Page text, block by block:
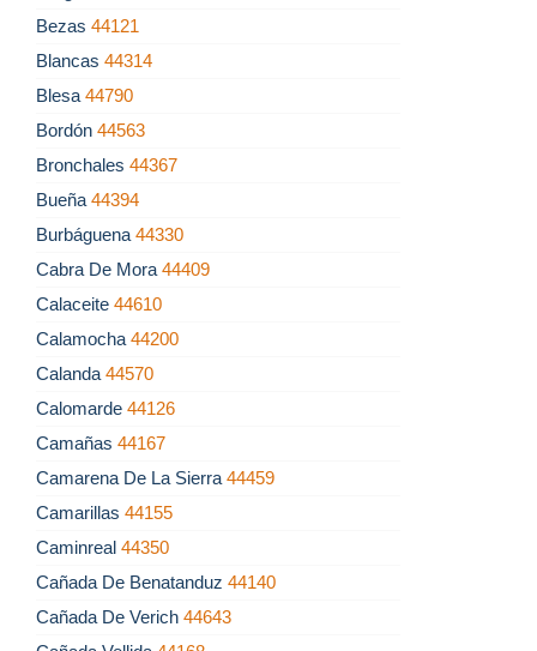
Bezas 44121
Blancas 44314
Blesa 44790
Bordón 44563
Bronchales 44367
Bueña 44394
Burbáguena 44330
Cabra De Mora 44409
Calaceite 44610
Calamocha 44200
Calanda 44570
Calomarde 44126
Camañas 44167
Camarena De La Sierra 44459
Camarillas 44155
Caminreal 44350
Cañada De Benatanduz 44140
Cañada De Verich 44643